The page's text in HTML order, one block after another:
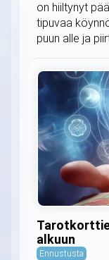
on hiiltynyt
tipuvaa
puun alle ja
alkuun
Ennustusta